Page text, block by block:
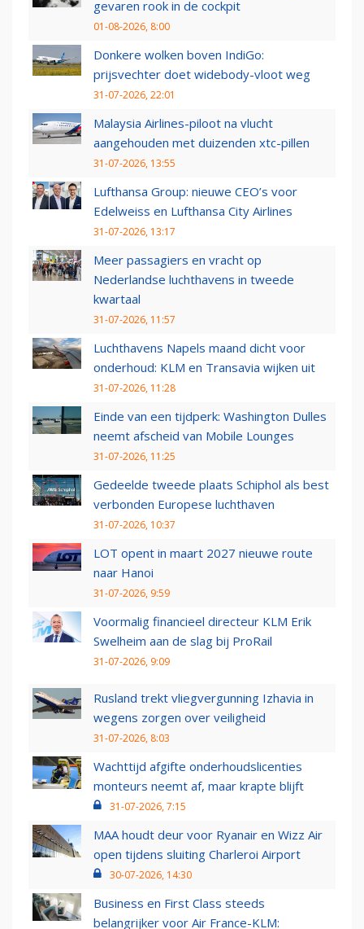
gevaren rook in de cockpit
01-08-2026, 8:00
Donkere wolken boven IndiGo:
prijsvechter doet widebody-vloot weg
31-07-2026, 22:01
Malaysia Airlines-piloot na vlucht
aangehouden met duizenden xtc-pillen
31-07-2026, 13:55
Lufthansa Group: nieuwe CEO’s voor
Edelweiss en Lufthansa City Airlines
31-07-2026, 13:17
Meer passagiers en vracht op
Nederlandse luchthavens in tweede
kwartaal
31-07-2026, 11:57
Luchthavens Napels maand dicht voor
onderhoud: KLM en Transavia wijken uit
31-07-2026, 11:28
Einde van een tijdperk: Washington Dulles
neemt afscheid van Mobile Lounges
31-07-2026, 11:25
Gedeelde tweede plaats Schiphol als best
verbonden Europese luchthaven
31-07-2026, 10:37
LOT opent in maart 2027 nieuwe route
naar Hanoi
31-07-2026, 9:59
Voormalig financieel directeur KLM Erik
Swelheim aan de slag bij ProRail
31-07-2026, 9:09
Rusland trekt vliegvergunning Izhavia in
wegens zorgen over veiligheid
31-07-2026, 8:03
Wachttijd afgifte onderhoudslicenties
monteurs neemt af, maar krapte blijft
31-07-2026, 7:15
MAA houdt deur voor Ryanair en Wizz Air
open tijdens sluiting Charleroi Airport
30-07-2026, 14:30
Business en First Class steeds
belangrijker voor Air France-KLM: